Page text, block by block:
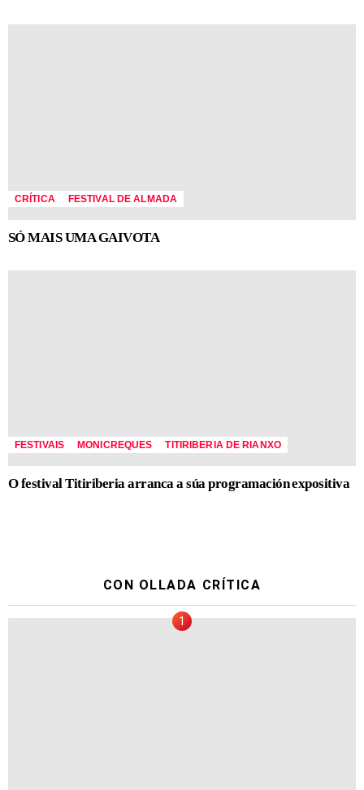
CRÍTICA FESTIVAL DE ALMADA
SÓ MAIS UMA GAIVOTA
FESTIVAIS MONICREQUES TITIRIBERIA DE RIANXO
O festival Titiriberia arranca a súa programación expositiva
CON OLLADA CRÍTICA